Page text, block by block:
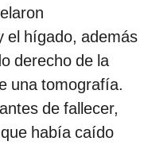
el hígado, además
derecho de la
una tomografía.
de fallecer,
había caído